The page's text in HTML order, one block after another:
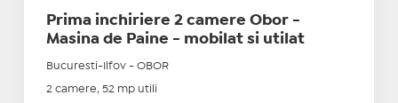
Prima inchiriere 2 camere Obor -
Masina de Paine - mobilat si utilat
Bucuresti-Ilfov - OBOR
2 camere, 52 mp utili